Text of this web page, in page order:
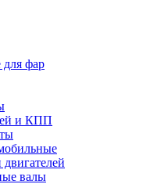
фар
и КПП
валы